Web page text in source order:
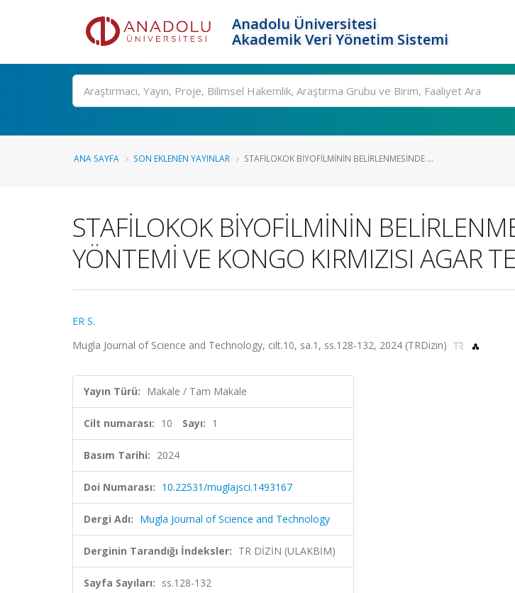
Anadolu Üniversitesi
Akademik Veri Yönetim Sistemi
Ara
ANA SAYFA SON EKLENEN YAYINLAR STAFİLOKOK BİYOFİLMİNİN BELİRLENMESİNDE ...
STAFİLOKOK BİYOFİLMİNİN
YÖNTEMİ VE KONGO KIRMIZISI AGAR
ER S.
Mugla Journal of Science and Technology, cilt.10, sa.1, ss.128-132, 2024 (TRDizin)
Yayın Türü: Makale / Tam Makale
Cilt numarası: 10 Sayı: 1
Basım Tarihi: 2024
Doi Numarası: 10.22531/muglajsci.1493167
Dergi Adı: Mugla Journal of Science and Technology
Derginin Tarandığı İndeksler: TR DİZİN (ULAKBİM)
Sayfa Sayıları: ss.128-132